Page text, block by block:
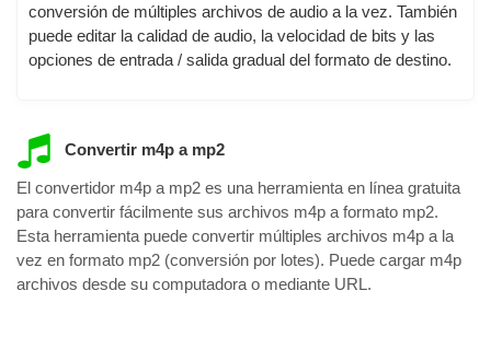
conversión de múltiples archivos de audio a la vez. También
puede editar la calidad de audio, la velocidad de bits y las
opciones de entrada / salida gradual del formato de destino.
Convertir m4p a mp2
El convertidor m4p a mp2 es una herramienta en línea gratuita
para convertir fácilmente sus archivos m4p a formato mp2.
Esta herramienta puede convertir múltiples archivos m4p a la
vez en formato mp2 (conversión por lotes). Puede cargar m4p
archivos desde su computadora o mediante URL.